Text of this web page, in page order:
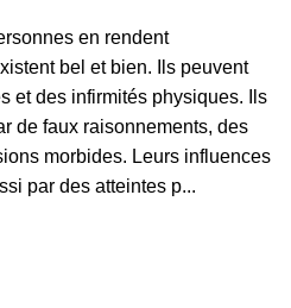
en rendent
bel et bien. Ils peuvent
et des infirmités physiques. Ils
de faux raisonnements, des
morbides. Leurs influences
par des atteintes p...